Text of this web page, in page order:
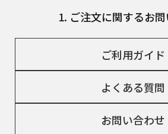
1. ご注文に関するお
ご利用ガイド
よくある質問
お問い合わせ